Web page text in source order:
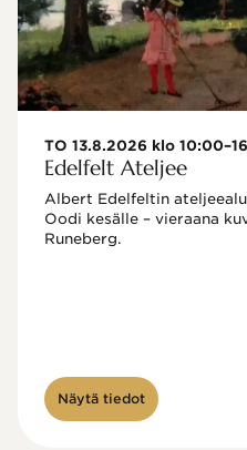
TO 13.8.2026 klo
Edelfelt Ateljee
Albert Edelfeltin
Oodi kesälle – vieraana
Näytä tiedot